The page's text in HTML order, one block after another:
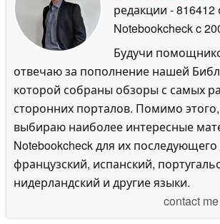
редакции - 816412
Notebookcheckc
Будучи
отвечаю за пополнение нашей
которой собраны обзоры с самых
сторонних порталов. Помимо
выбираю наиболее интересные
Notebookcheck для их
французский, испанский,
нидерландский и другие языки.
contact